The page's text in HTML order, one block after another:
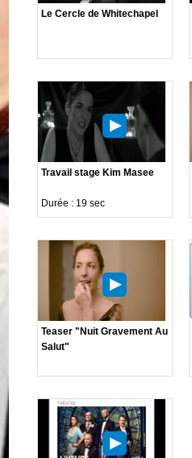
Le Cercle de Whitechapel
Travail stage Kim Masee
Durée : 19 sec
Teaser "Nuit Gravement Au
Salut"